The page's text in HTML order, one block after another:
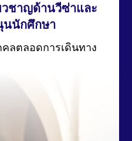
ชาญด้านวีซ่าและ
นนักศึกษา
ลตลอดการเดินทาง